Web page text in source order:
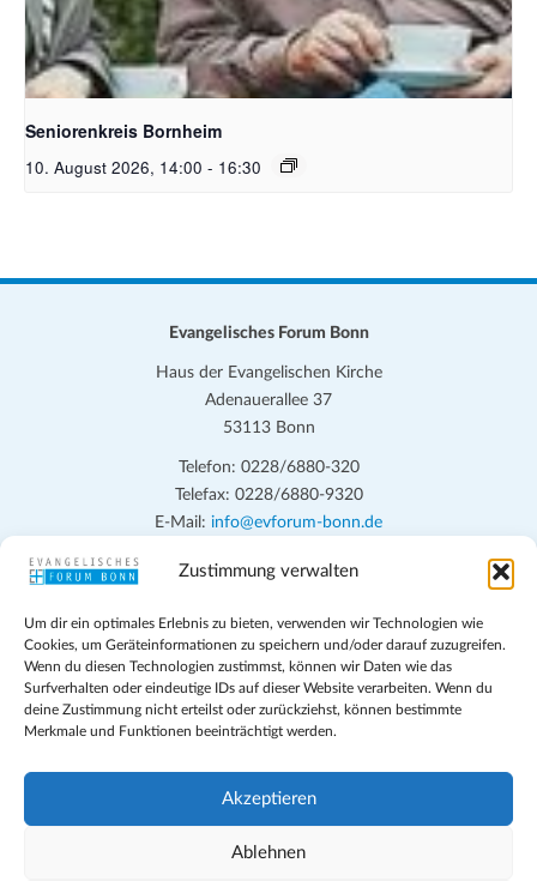
Zustimmung verwalten
Um dir ein optimales Erlebnis zu bieten, verwenden wir Technologien wie
Cookies, um Geräteinformationen zu speichern und/oder darauf zuzugreifen.
Wenn du diesen Technologien zustimmst, können wir Daten wie das
Surfverhalten oder eindeutige IDs auf dieser Website verarbeiten. Wenn du
deine Zustimmung nicht erteilst oder zurückziehst, können bestimmte
Merkmale und Funktionen beeinträchtigt werden.
Akzeptieren
Ablehnen
Bildquelle Pixabay Free
Seniorenkreis Bornheim
10. August 2026, 14:00 - 16:30
Evangelisches Forum Bonn
Haus der Evangelischen Kirche
Adenauerallee 37
53113 Bonn
Telefon: 0228/6880-320
Telefax: 0228/6880-9320
E-Mail: info@evforum-bonn.de
Das Evangelische Forum Bonn will in seinen zentralen
persönlichen, beruflichen, kirchlichen und öffentlichen Lebens
eingehen, zu offener Begegnung und ehrlicher Auseinandersetzung
anregen und mithelfen, aus der Verheißung des Evangeliums heraus
im individuellen und gesellschaftlichen Leben verantwortlich zu
denken, zu reden und zu handeln.
Impressum
Teilnahmebedingungen